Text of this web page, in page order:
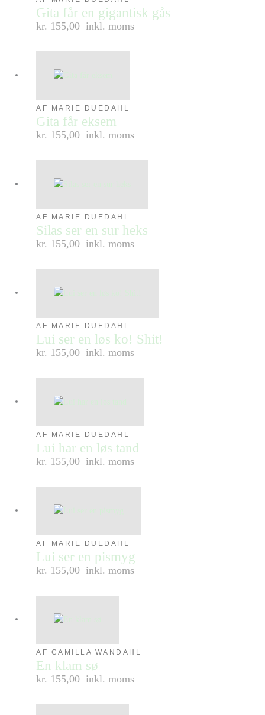
Gita får en gigantisk gås
kr. 155,00 inkl. moms
AF MARIE DUEDAHL
Gita får eksem
kr. 155,00 inkl. moms
AF MARIE DUEDAHL
Silas ser en sur heks
kr. 155,00 inkl. moms
AF MARIE DUEDAHL
Lui ser en løs ko! Shit!
kr. 155,00 inkl. moms
AF MARIE DUEDAHL
Lui har en løs tand
kr. 155,00 inkl. moms
AF MARIE DUEDAHL
Lui ser en pismyg
kr. 155,00 inkl. moms
AF CAMILLA WANDAHL
En klam sø
kr. 155,00 inkl. moms